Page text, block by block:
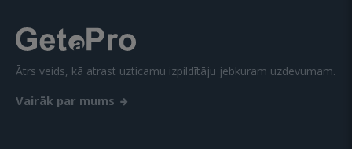
Ātrs veids, kā atrast uzticamu izpildītāju jebkuram uzdevumam.
Vairāk par mums